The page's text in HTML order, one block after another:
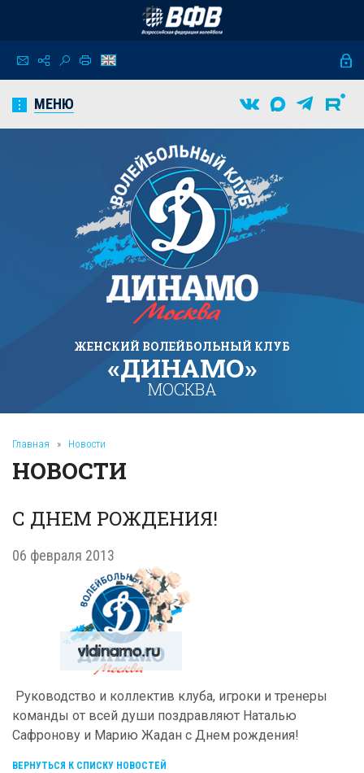
МЕНЮ
ЖЕНСКИЙ ВОЛЕЙБОЛЬНЫЙ КЛУБ
«ДИНАМО»
МОСКВА
Главная » Новости
НОВОСТИ
С ДНЕМ РОЖДЕНИЯ!
06 февраля 2013
Руководство и коллектив клуба, игроки и тренеры
команды от всей души поздравляют Наталью
Сафронову и Марию Жадан с Днем рождения!
ВЕРНУТЬСЯ К СПИСКУ НОВОСТЕЙ